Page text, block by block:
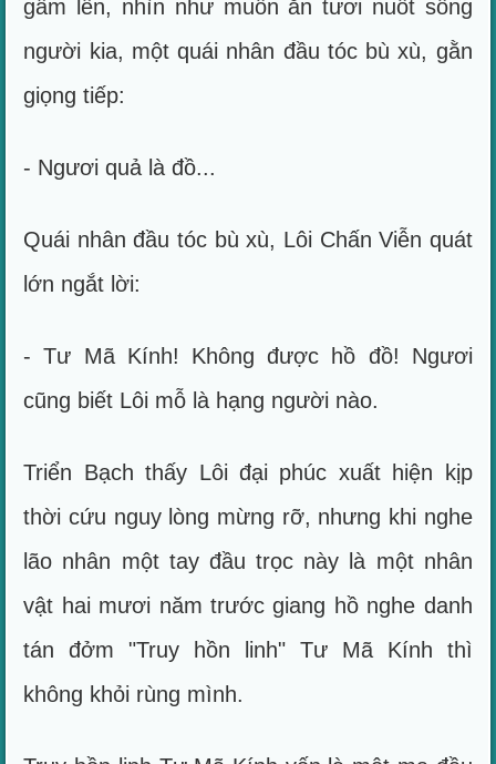
gầm lên, nhìn như muốn ăn tươi nuốt sống
người kia, một quái nhân đầu tóc bù xù, gằn
giọng tiếp:
- Ngươi quả là đồ...
Quái nhân đầu tóc bù xù, Lôi Chấn Viễn quát
lớn ngắt lời:
- Tư Mã Kính! Không được hồ đồ! Ngươi
cũng biết Lôi mỗ là hạng người nào.
Triển Bạch thấy Lôi đại phúc xuất hiện kịp
thời cứu nguy lòng mừng rỡ, nhưng khi nghe
lão nhân một tay đầu trọc này là một nhân
vật hai mươi năm trước giang hồ nghe danh
tán đởm "Truy hồn linh" Tư Mã Kính thì
không khỏi rùng mình.